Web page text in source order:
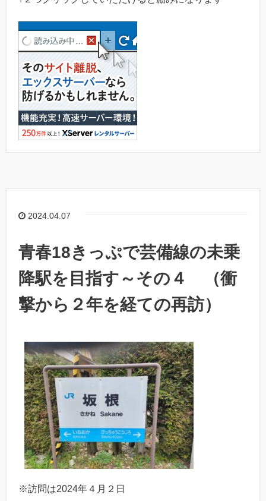
2024.04.07
青春18きっぷで芸備線の未乗
降駅を目指す～その４ （衝
撃から２年を経ての再訪）
※訪問は2024年４月２日